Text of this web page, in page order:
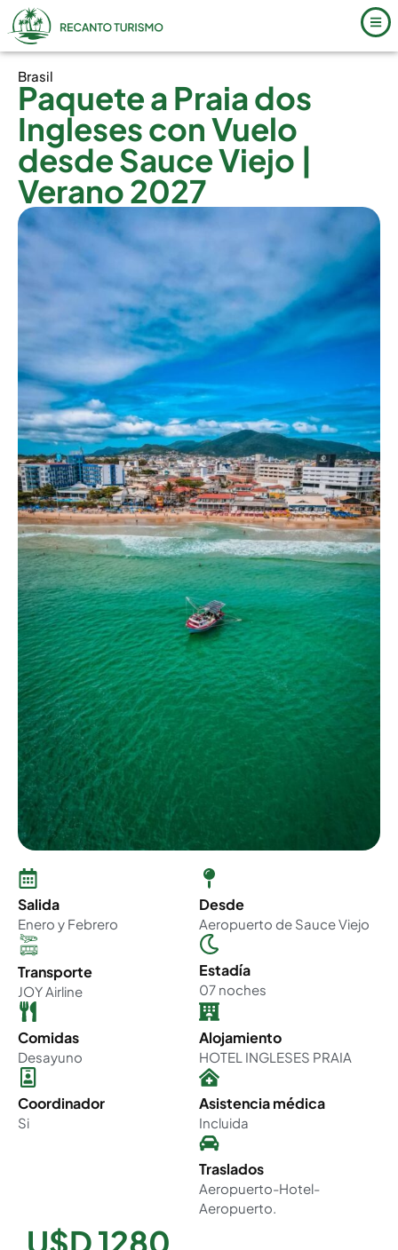
Brasil
Paquete a Praia dos
Ingleses con Vuelo
desde Sauce Viejo |
Verano 2027
Salida
Enero y Febrero
Desde
Aeropuerto de Sauce Viejo
Transporte
JOY Airline
Estadía
07 noches
Comidas
Desayuno
Alojamiento
HOTEL INGLESES PRAIA
Coordinador
Si
Asistencia médica
Incluida
Traslados
Aeropuerto-Hotel-
Aeropuerto.